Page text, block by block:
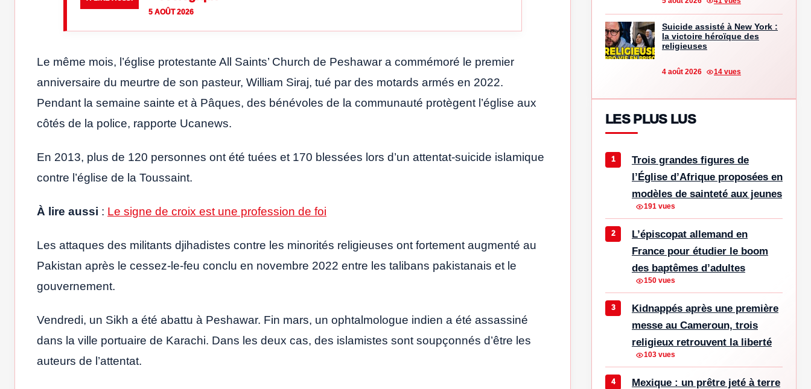
5 AOÛT 2026
Le même mois, l’église protestante All Saints’ Church de Peshawar a commémoré le premier
anniversaire du meurtre de son pasteur, William Siraj, tué par des motards armés en 2022.
Pendant la semaine sainte et à Pâques, des bénévoles de la communauté protègent l’église aux
côtés de la police, rapporte Ucanews.
En 2013, plus de 120 personnes ont été tuées et 170 blessées lors d’un attentat-suicide islamique
contre l’église de la Toussaint.
À lire aussi : Le signe de croix est une profession de foi
Les attaques des militants djihadistes contre les minorités religieuses ont fortement augmenté au
Pakistan après le cessez-le-feu conclu en novembre 2022 entre les talibans pakistanais et le
gouvernement.
Vendredi, un Sikh a été abattu à Peshawar. Fin mars, un ophtalmologue indien a été assassiné
dans la ville portuaire de Karachi. Dans les deux cas, des islamistes sont soupçonnés d’être les
auteurs de l’attentat.
Suicide assisté à New York :
la victoire héroïque des
religieuses
4 août 2026 14 vues
LES PLUS LUS
Trois grandes figures de
l’Église d’Afrique proposées en
modèles de sainteté aux jeunes
191 vues
L’épiscopat allemand en
France pour étudier le boom
des baptêmes d’adultes
150 vues
Kidnappés après une première
messe au Cameroun, trois
religieux retrouvent la liberté
103 vues
Mexique : un prêtre jeté à terre